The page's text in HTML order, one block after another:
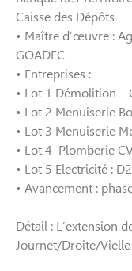
Caisse des Dépôts
• Maître d’œuvre :
GOADEC
• Entreprises :
• Lot 1 Démolition –
• Lot 2 Menuiserie
• Lot 3 Menuiserie
• Lot 4 Plomberie
• Lot 5 Electricité :
• Avancement :
Détail : L’extension
Journet/Droite/